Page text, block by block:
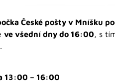
České pošty v Mníšku
ve všední dny do 16:00 , s
13:00 – 16:00